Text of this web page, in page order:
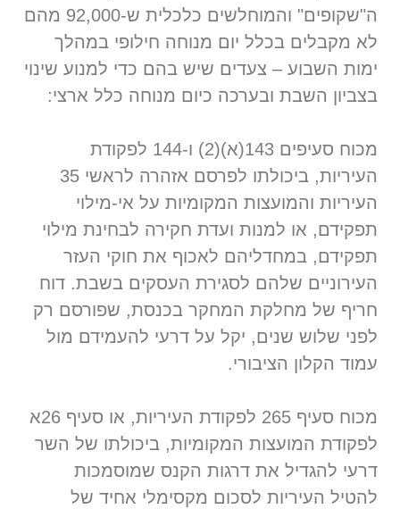
ה"שקופים" והמוחלשים כלכלית ש-92,000 מהם
לא מקבלים בכלל יום מנוחה חילופי במהלך
ימות השבוע – צעדים שיש בהם כדי למנוע שינוי
בצביון השבת ובערכה כיום מנוחה כלל ארצי:
מכוח סעיפים 143(א)(2) ו-144 לפקודת
העיריות, ביכולתו לפרסם אזהרה לראשי 35
העיריות והמועצות המקומיות על אי-מילוי
תפקידם, או למנות ועדת חקירה לבחינת מילוי
תפקידם, במחדליהם לאכוף את חוקי העזר
העירוניים שלהם לסגירת העסקים בשבת. דוח
חריף של מחלקת המחקר בכנסת, שפורסם רק
לפני שלוש שנים, יקל על דרעי להעמידם מול
עמוד הקלון הציבורי.
מכוח סעיף 265 לפקודת העיריות, או סעיף 26א
לפקודת המועצות המקומיות, ביכולתו של השר
דרעי להגדיל את דרגות הקנס שמוסמכות
להטיל העיריות לסכום מקסימלי אחיד של